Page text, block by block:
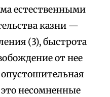
естественными
казни —
(3), быстрота
от нее
опустошительная
это несомненные